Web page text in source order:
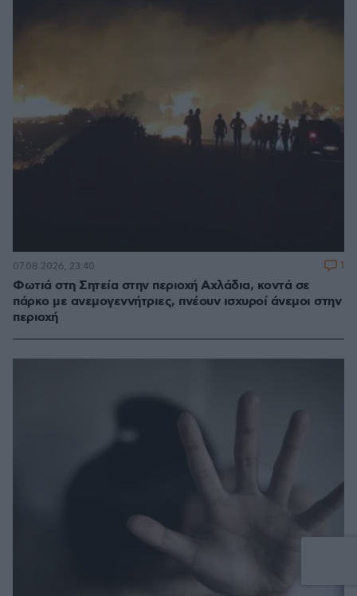
Φωτιά στη Σητεία στην περιοχή Αχλάδια, κοντά σε
πάρκο με ανεμογεννήτριες, πνέουν ισχυροί άνεμοι στην
περιοχή
07.08.2026, 23:40 1